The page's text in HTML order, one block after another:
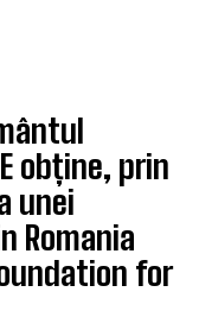
obține, prin
unei
Romania
for